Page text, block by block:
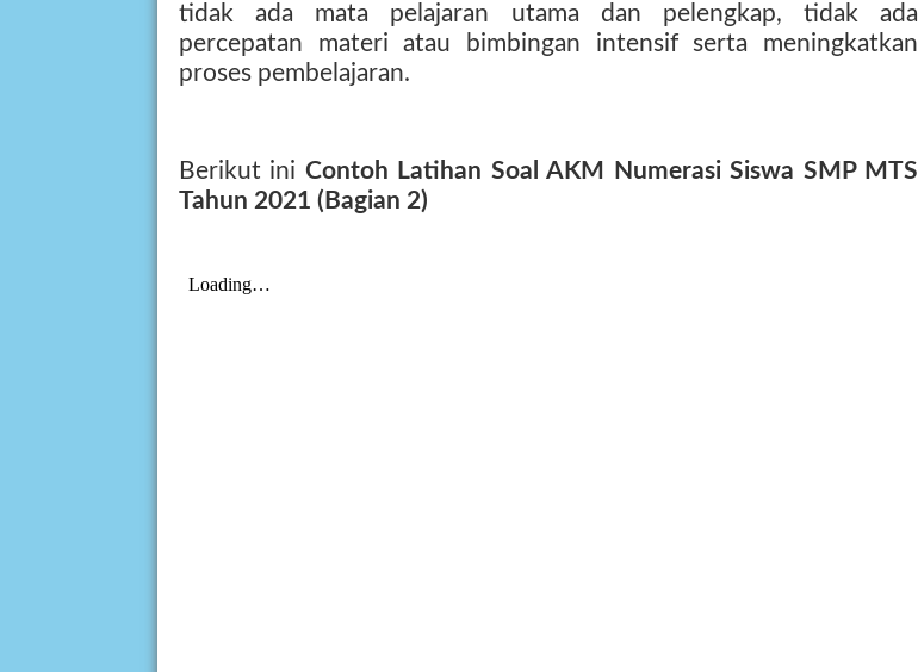
tidak ada mata pelajaran utama dan pelengkap, tidak ada
percepatan materi atau bimbingan intensif serta meningkatkan
proses pembelajaran.
Berikut ini Contoh Latihan Soal AKM Numerasi Siswa SMP MTS
Tahun 2021 (Bagian 2)